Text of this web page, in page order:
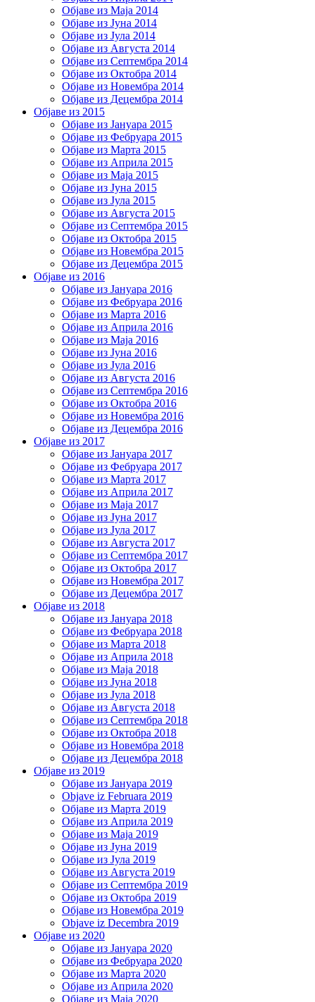
Објаве из Маја 2014
Објаве из Јуна 2014
Објаве из Јула 2014
Објаве из Августа 2014
Објаве из Септембра 2014
Објаве из Октобра 2014
Објаве из Новембра 2014
Објаве из Децембра 2014
Објаве из 2015
Објаве из Јануара 2015
Објаве из Фебруара 2015
Објаве из Марта 2015
Објаве из Априла 2015
Објаве из Маја 2015
Објаве из Јуна 2015
Објаве из Јула 2015
Објаве из Августа 2015
Објаве из Септембра 2015
Објаве из Октобра 2015
Објаве из Новембра 2015
Објаве из Децембра 2015
Објаве из 2016
Објаве из Јануара 2016
Објаве из Фебруара 2016
Објаве из Марта 2016
Објаве из Априла 2016
Објаве из Маја 2016
Објаве из Јуна 2016
Објаве из Јула 2016
Објаве из Августа 2016
Објаве из Септембра 2016
Објаве из Октобра 2016
Објаве из Новембра 2016
Објаве из Децембра 2016
Објаве из 2017
Објаве из Јануара 2017
Објаве из Фебруара 2017
Објаве из Марта 2017
Објаве из Априла 2017
Објаве из Маја 2017
Објаве из Јуна 2017
Објаве из Јула 2017
Објаве из Августа 2017
Објаве из Септембра 2017
Објаве из Октобра 2017
Објаве из Новембра 2017
Објаве из Децембра 2017
Објаве из 2018
Објаве из Јануара 2018
Објаве из Фебруара 2018
Објаве из Марта 2018
Објаве из Априла 2018
Објаве из Маја 2018
Објаве из Јуна 2018
Објаве из Јула 2018
Објаве из Августа 2018
Објаве из Септембра 2018
Објаве из Октобра 2018
Објаве из Новембра 2018
Објаве из Децембра 2018
Објаве из 2019
Објаве из Јануара 2019
Objave iz Februara 2019
Објаве из Марта 2019
Објаве из Априла 2019
Објаве из Маја 2019
Објаве из Јуна 2019
Објаве из Јула 2019
Објаве из Августа 2019
Објаве из Септембра 2019
Објаве из Октобра 2019
Објаве из Новембра 2019
Objave iz Decembra 2019
Објаве из 2020
Објаве из Јануара 2020
Објаве из Фебруара 2020
Објаве из Марта 2020
Објаве из Априла 2020
Објаве из Маја 2020